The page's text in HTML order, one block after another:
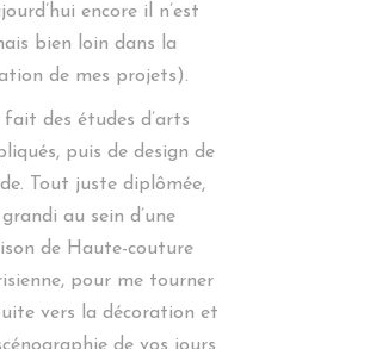
encore il n’est
bien loin dans la
de mes projets).
fait des études d’arts
puis de design de
Tout juste diplômée,
grandi au sein d’une
de Haute-couture
pour me tourner
vers la décoration et
de vos jours